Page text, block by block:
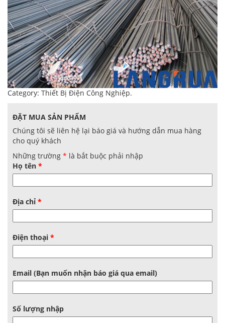
Category: Thiết Bị Điện Công Nghiệp.
ĐẶT MUA SẢN PHẨM
Chúng tôi sẽ liên hệ lại báo giá và hướng dẫn mua hàng
cho quý khách
Những trường * là bắt buộc phải nhập
Họ tên *
Địa chỉ *
Điện thoại *
Email (Bạn muốn nhận báo giá qua email)
Số lượng nhập